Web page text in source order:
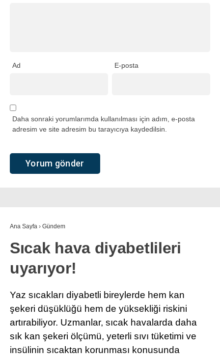
Ad E-posta
Daha sonraki yorumlarımda kullanılması için adım, e-posta
adresim ve site adresim bu tarayıcıya kaydedilsin.
Ana Sayfa › Gündem
Sıcak hava diyabetlileri
uyarıyor!
Yaz sıcakları diyabetli bireylerde hem kan
şekeri düşüklüğü hem de yüksekliği riskini
artırabiliyor. Uzmanlar, sıcak havalarda daha
sık kan şekeri ölçümü, yeterli sıvı tüketimi ve
insülinin sıcaktan korunması konusunda